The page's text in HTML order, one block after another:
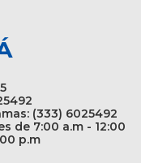
(333) 6025492
de 7:00 a.m - 12:00
p.m